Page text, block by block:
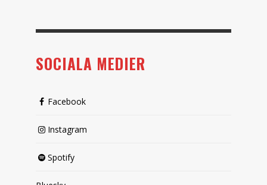
SOCIALA MEDIER
Facebook
Instagram
Spotify